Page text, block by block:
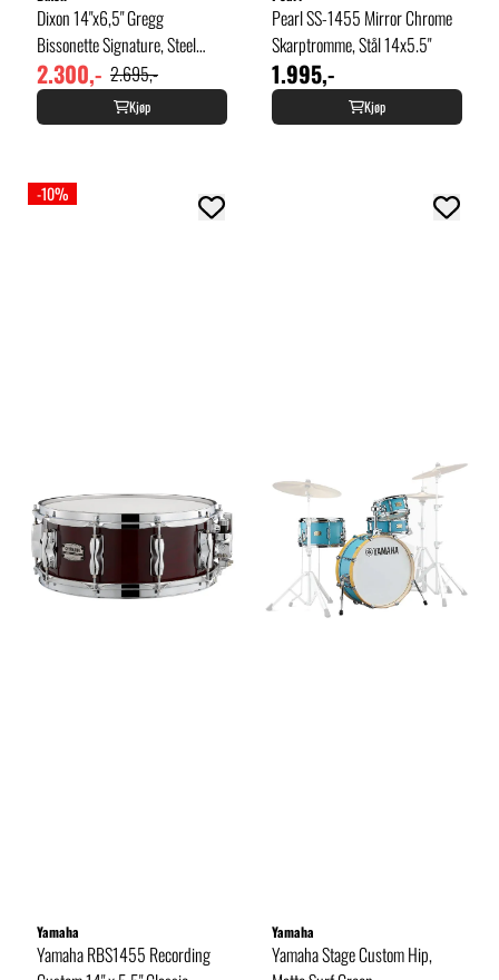
Dixon 14"x6,5" Gregg
Bissonette Signature, Steel
Black Nickel
2.300,- 2.695,-
Kjøp
Pearl SS-1455 Mirror Chrome
Skarptromme, Stål 14x5.5"
1.995,-
Kjøp
-10%
Yamaha
Yamaha RBS1455 Recording
Yamaha
Yamaha Stage Custom Hip,